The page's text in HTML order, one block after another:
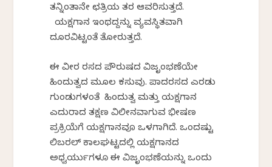
ತನ್ನಿಂತಾನೇ ಛತ್ರಿಯ ತರ ಆವರಿಸುತ್ತದೆ.
ಯಕ್ಷಗಾನ ಇಂಥದ್ದನ್ನು ವ್ಯವಸ್ಥಿತವಾಗಿ
ದೂರವಿಟ್ಟಂತೆ ತೋರುತ್ತದೆ.
ಈ ವೀರ ರಸದ ಪೌರುಷದ ವಿಜೃಂಭಣೆಯೇ
ಹಿಂದುತ್ವದ ಮೂಲ ಕಸುವು. ಪಾದರಸದ ಎರಡು
ಗುಂಡುಗಳಂತೆ ಹಿಂದುತ್ವ ಮತ್ತು ಯಕ್ಷಗಾನ
ಎದುರಾದ ತಕ್ಷಣ ವಿಲೀನವಾಗುವ ಭೀಷಣ
ಪ್ರಕ್ರಿಯೆಗೆ ಯಕ್ಷಗಾನವೂ ಒಳಗಾಗಿದೆ. ಒಂದಷ್ಟು
ಲಿಬರಲ್‌ ಕಾಲಘಟ್ಟದಲ್ಲಿ ಯಕ್ಷಗಾನದ
ಅಧ್ವರ್ಯುಗಳೂ ಈ ವಿಜೃಂಭಣೆಯನ್ನು ಒಂದು